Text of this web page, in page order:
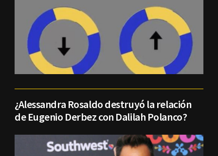
¿Alessandra Rosaldo destruyó la relación
de Eugenio Derbez con Dalilah Polanco?